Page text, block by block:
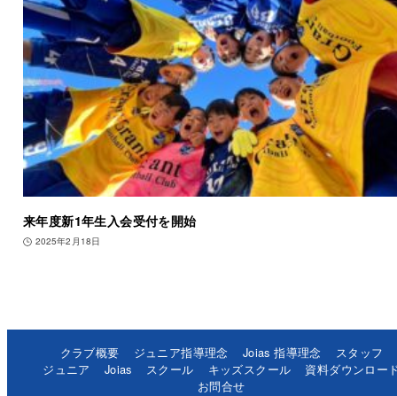
来年度新1年生入会受付を開始
2025年2月18日
クラブ概要 ジュニア指導理念 Joias 指導理念
スタッフ
ジュニア
Joias スクール キッズスクール
資料ダウンロー
お問合せ